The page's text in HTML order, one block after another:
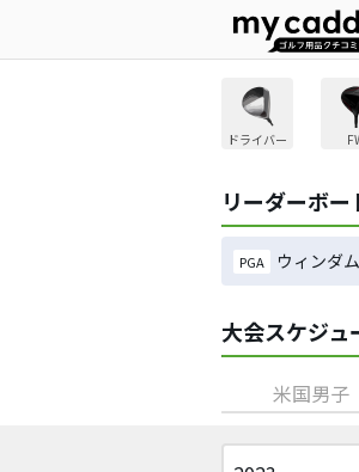
ドライバー
リーダーボー
PGA ウィンダ
大会スケジュ
米国男子